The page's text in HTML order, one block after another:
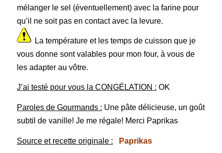
mélanger le sel (éventuellement) avec la farine pour
qu’il ne soit pas en contact avec la levure.
La température et les temps de cuisson que je
vous donne sont valables pour mon four, à vous de
les adapter au vôtre.
J’ai testé pour vous la CONGÉLATION : OK
Paroles de Gourmands : Une pâte délicieuse, un goût
subtil de vanille! Je me régale! Merci Paprikas
Source et recette originale : Paprikas